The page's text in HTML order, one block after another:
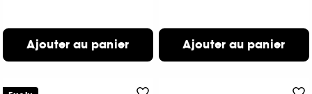
Ajouter au panier Ajouter au panier